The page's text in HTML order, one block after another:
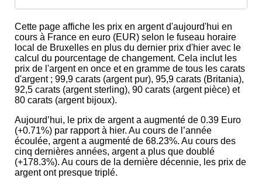
Cette page affiche les prix en argent d'aujourd'hui en
cours à France en euro (EUR) selon le fuseau horaire
local de Bruxelles en plus du dernier prix d'hier avec le
calcul du pourcentage de changement. Cela inclut les
prix de l'argent en once et en gramme de tous les carats
d'argent ; 99,9 carats (argent pur), 95,9 carats (Britania),
92,5 carats (argent sterling), 90 carats (argent pièce) et
80 carats (argent bijoux).
Aujourd’hui, le prix de argent a augmenté de 0.39 Euro
(+0.71%) par rapport à hier. Au cours de l’année
écoulée, argent a augmenté de 68.23%. Au cours des
cinq dernières années, argent a plus que doublé
(+178.3%). Au cours de la dernière décennie, les prix de
argent ont presque triplé.